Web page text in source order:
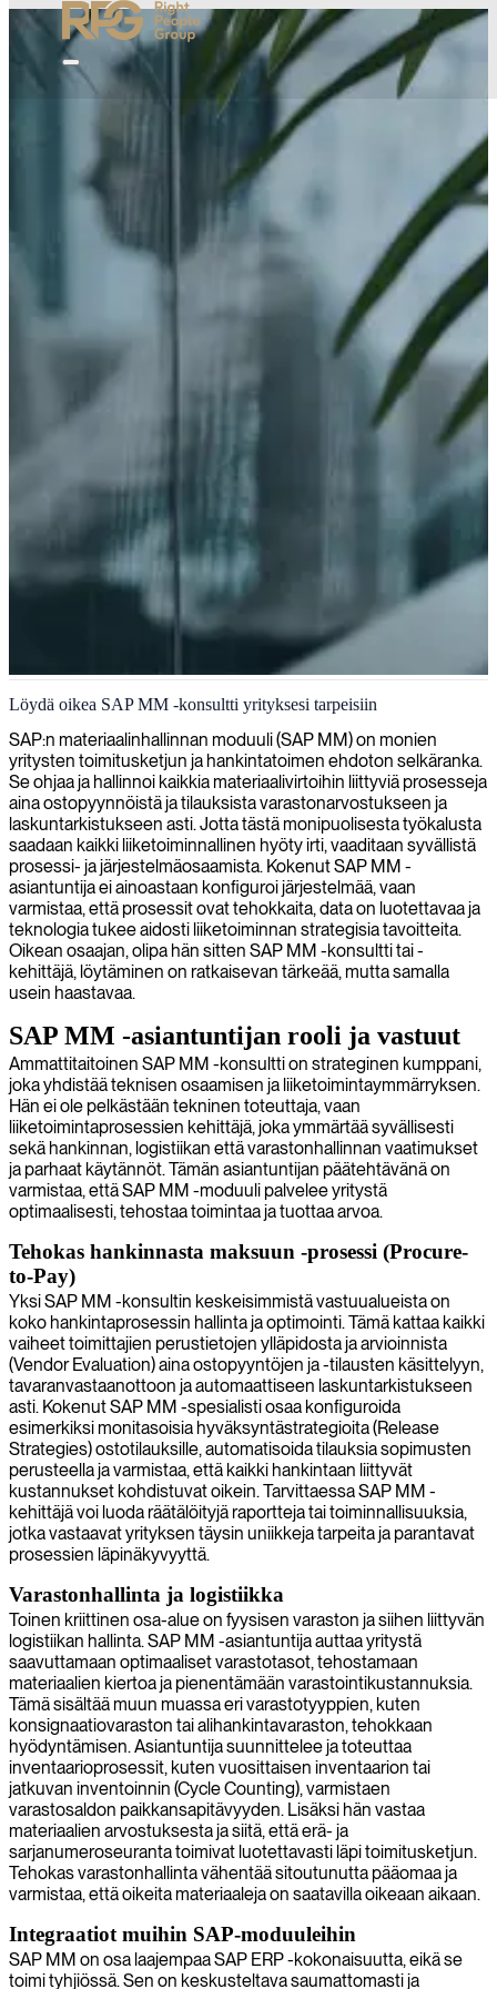
SAP-materiaalinhallinta
Tarjoamme SAP MM -asiantuntijoita, jotka optimoivat
materiaalinhallintaprosessejasi ja tehostavat hankintajärjestelmiäsi
maksimoiden tehokkuuden ja vähentäen kustannuksia.
Löydä oikea SAP MM -konsultti yrityksesi tarpeisiin
SAP:n materiaalinhallinnan moduuli (SAP MM) on monien
yritysten toimitusketjun ja hankintatoimen ehdoton selkäranka.
Se ohjaa ja hallinnoi kaikkia materiaalivirtoihin liittyviä prosesseja
aina ostopyynnöistä ja tilauksista varastonarvostukseen ja
laskuntarkistukseen asti. Jotta tästä monipuolisesta työkalusta
saadaan kaikki liiketoiminnallinen hyöty irti, vaaditaan syvällistä
prosessi- ja järjestelmäosaamista. Kokenut SAP MM -
asiantuntija ei ainoastaan konfiguroi järjestelmää, vaan
varmistaa, että prosessit ovat tehokkaita, data on luotettavaa ja
teknologia tukee aidosti liiketoiminnan strategisia tavoitteita.
Oikean osaajan, olipa hän sitten SAP MM -konsultti tai -
kehittäjä, löytäminen on ratkaisevan tärkeää, mutta samalla
usein haastavaa.
SAP MM -asiantuntijan rooli ja vastuut
Ammattitaitoinen SAP MM -konsultti on strateginen kumppani,
joka yhdistää teknisen osaamisen ja liiketoimintaymmärryksen.
Hän ei ole pelkästään tekninen toteuttaja, vaan
liiketoimintaprosessien kehittäjä, joka ymmärtää syvällisesti
sekä hankinnan, logistiikan että varastonhallinnan vaatimukset
ja parhaat käytännöt. Tämän asiantuntijan päätehtävänä on
varmistaa, että SAP MM -moduuli palvelee yritystä
optimaalisesti, tehostaa toimintaa ja tuottaa arvoa.
Tehokas hankinnasta maksuun -prosessi (Procure-
to-Pay)
Yksi SAP MM -konsultin keskeisimmistä vastuualueista on
koko hankintaprosessin hallinta ja optimointi. Tämä kattaa kaikki
vaiheet toimittajien perustietojen ylläpidosta ja arvioinnista
(Vendor Evaluation) aina ostopyyntöjen ja -tilausten käsittelyyn,
tavaranvastaanottoon ja automaattiseen laskuntarkistukseen
asti. Kokenut SAP MM -spesialisti osaa konfiguroida
esimerkiksi monitasoisia hyväksyntästrategioita (Release
Strategies) ostotilauksille, automatisoida tilauksia sopimusten
perusteella ja varmistaa, että kaikki hankintaan liittyvät
kustannukset kohdistuvat oikein. Tarvittaessa SAP MM -
kehittäjä voi luoda räätälöityjä raportteja tai toiminnallisuuksia,
jotka vastaavat yrityksen täysin uniikkeja tarpeita ja parantavat
prosessien läpinäkyvyyttä.
Varastonhallinta ja logistiikka
Toinen kriittinen osa-alue on fyysisen varaston ja siihen liittyvän
logistiikan hallinta. SAP MM -asiantuntija auttaa yritystä
saavuttamaan optimaaliset varastotasot, tehostamaan
materiaalien kiertoa ja pienentämään varastointikustannuksia.
Tämä sisältää muun muassa eri varastotyyppien, kuten
konsignaatiovaraston tai alihankintavaraston, tehokkaan
hyödyntämisen. Asiantuntija suunnittelee ja toteuttaa
inventaarioprosessit, kuten vuosittaisen inventaarion tai
jatkuvan inventoinnin (Cycle Counting), varmistaen
varastosaldon paikkansapitävyyden. Lisäksi hän vastaa
materiaalien arvostuksesta ja siitä, että erä- ja
sarjanumeroseuranta toimivat luotettavasti läpi toimitusketjun.
Tehokas varastonhallinta vähentää sitoutunutta pääomaa ja
varmistaa, että oikeita materiaaleja on saatavilla oikeaan aikaan.
Integraatiot muihin SAP-moduuleihin
SAP MM on osa laajempaa SAP ERP -kokonaisuutta, eikä se
toimi tyhjiössä. Sen on keskusteltava saumattomasti ja